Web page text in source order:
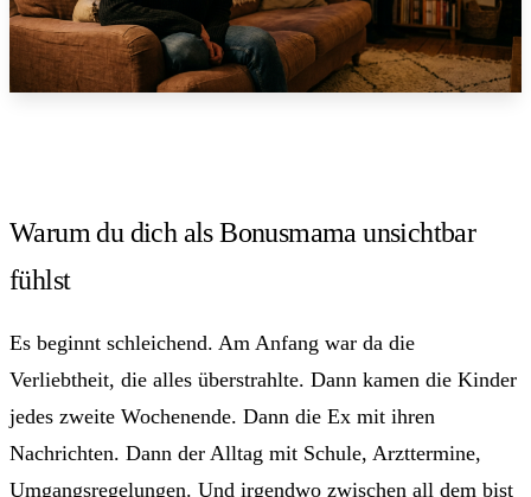
Warum du dich als Bonusmama unsichtbar
fühlst
Es beginnt schleichend. Am Anfang war da die
Verliebtheit, die alles überstrahlte. Dann kamen die Kinder
jedes zweite Wochenende. Dann die Ex mit ihren
Nachrichten. Dann der Alltag mit Schule, Arzttermine,
Umgangsregelungen. Und irgendwo zwischen all dem bist